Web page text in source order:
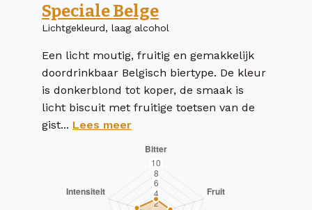
Speciale Belge
Lichtgekleurd, laag alcohol
Een licht moutig, fruitig en gemakkelijk
doordrinkbaar Belgisch biertype. De kleur
is donkerblond tot koper, de smaak is
licht biscuit met fruitige toetsen van de
gist... Lees meer